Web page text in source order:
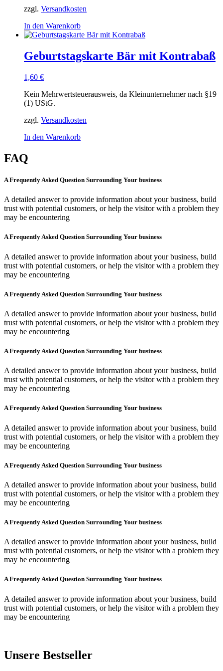
zzgl. Versandkosten
In den Warenkorb
Geburtstagskarte Bär mit Kontrabaß
1,60 €
Kein Mehrwertsteuerausweis, da Kleinunternehmer nach §19
(1) UStG.
zzgl. Versandkosten
In den Warenkorb
FAQ
A Frequently Asked Question Surrounding Your business
A detailed answer to provide information about your business, build
trust with potential customers, or help the visitor with a problem they
may be encountering
A Frequently Asked Question Surrounding Your business
A detailed answer to provide information about your business, build
trust with potential customers, or help the visitor with a problem they
may be encountering
A Frequently Asked Question Surrounding Your business
A detailed answer to provide information about your business, build
trust with potential customers, or help the visitor with a problem they
may be encountering
A Frequently Asked Question Surrounding Your business
A detailed answer to provide information about your business, build
trust with potential customers, or help the visitor with a problem they
may be encountering
A Frequently Asked Question Surrounding Your business
A detailed answer to provide information about your business, build
trust with potential customers, or help the visitor with a problem they
may be encountering
A Frequently Asked Question Surrounding Your business
A detailed answer to provide information about your business, build
trust with potential customers, or help the visitor with a problem they
may be encountering
A Frequently Asked Question Surrounding Your business
A detailed answer to provide information about your business, build
trust with potential customers, or help the visitor with a problem they
may be encountering
A Frequently Asked Question Surrounding Your business
A detailed answer to provide information about your business, build
trust with potential customers, or help the visitor with a problem they
may be encountering
Unsere Bestseller